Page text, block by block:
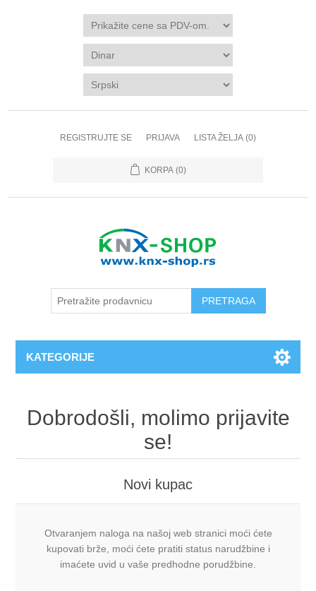
REGISTRUJTE SE PRIJAVA LISTA ŽELJA (0)
KORPA (0)
KATEGORIJE
Dobrodošli, molimo prijavite
se!
Novi kupac
Otvaranjem naloga na našoj web stranici moći ćete
kupovati brže, moći ćete pratiti status narudžbine i
imaćete uvid u vaše predhodne porudžbine.